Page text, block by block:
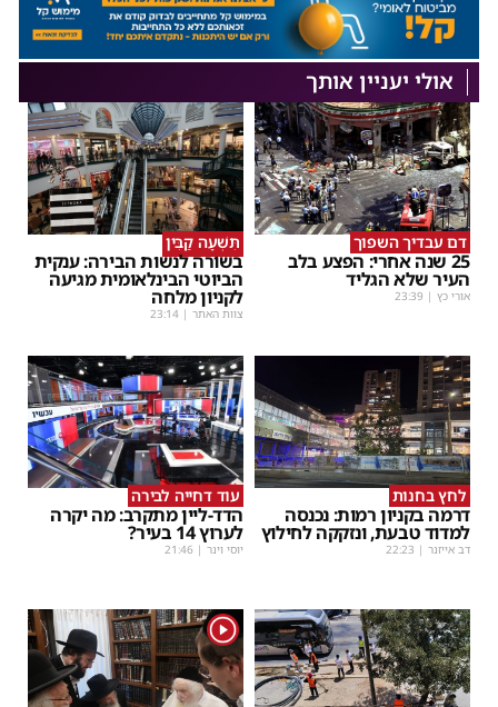
אולי יעניין אותך
דם עבדיך השפוך
25 שנה אחרי: הפצע בלב
העיר שלא הגליד
אורי כץ |
23:39
תִּשְׁעָה קַבִּין
בשורה לנשות הבירה: ענקית
הביוטי הבינלאומית מגיעה
לקניון מלחה
צוות האתר |
23:14
לחץ בחנות
דרמה בקניון רמות: נכנסה
למדוד טבעת, ונזקקה לחילוץ
דב אייזנר |
22:23
עוד דחייה לבירה
הדד-ליין מתקרב: מה יקרה
לערוץ 14 בעיר?
יוסי וינר |
21:46
1